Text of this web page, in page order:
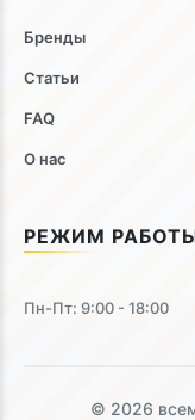
Бренды
Статьи
FAQ
О нас
РЕЖИМ
Пн-Пт: 9:00 - 18:00
© 2026